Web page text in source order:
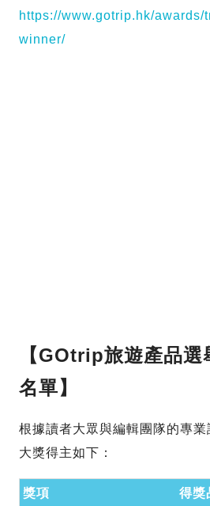
https://www.gotrip.hk/awards/
winner/
【GOtrip旅遊產品
名單】
根據讀者大眾與編輯團隊的專業
大獎得主如下：
獎項 得獎